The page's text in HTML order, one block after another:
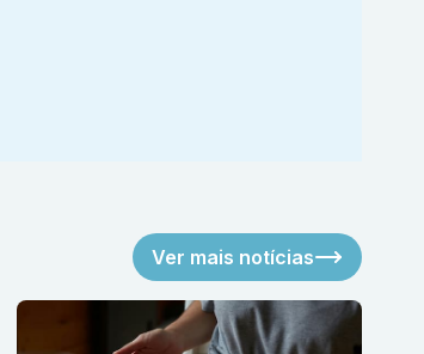
Ver mais notícias